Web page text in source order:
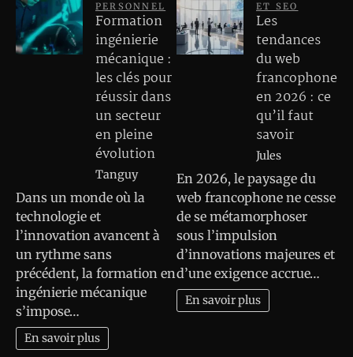
PERSONNEL
Formation
ingénierie
mécanique :
les clés pour
réussir dans
un secteur
en pleine
évolution
Tanguy
Dans un monde où la
technologie et
l’innovation avancent à
un rythme sans
précédent, la formation en
ingénierie mécanique
s’impose…
En savoir plus
ET SEO
Les
tendances
du web
francophone
en 2026 : ce
qu’il faut
savoir
Jules
En 2026, le paysage du
web francophone ne cesse
de se métamorphoser
sous l’impulsion
d’innovations majeures et
d’une exigence accrue…
En savoir plus